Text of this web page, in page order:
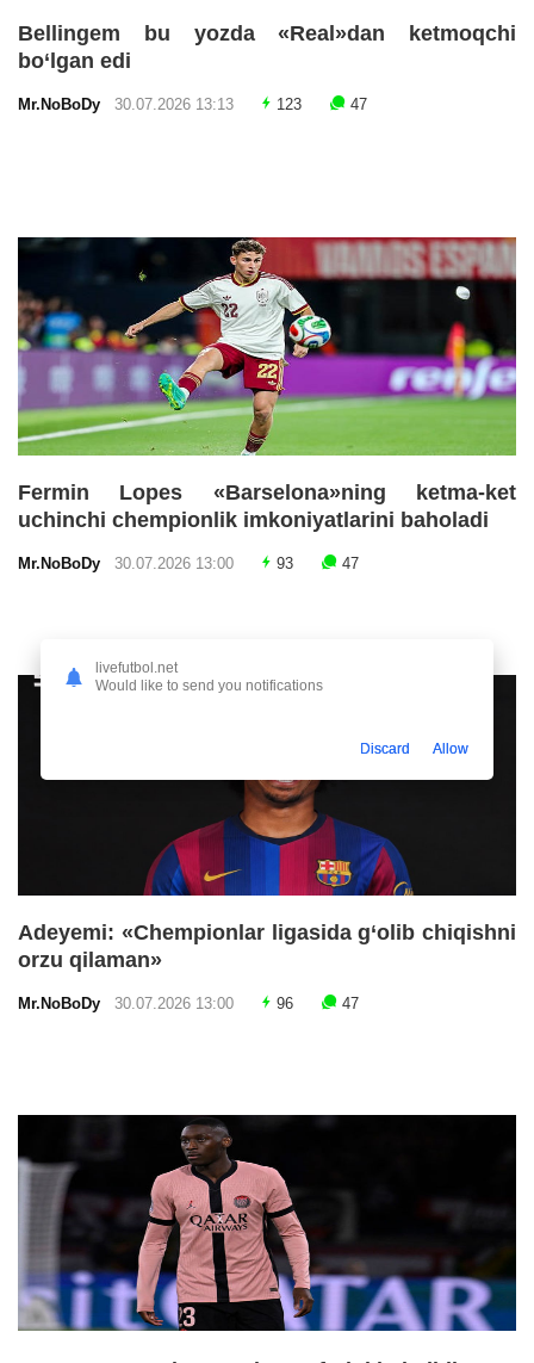
Bellingem bu yozda «Real»dan ketmoqchi
bo‘lgan edi
Mr.NoBoDy 30.07.2026 13:13 123 47
Fermin Lopes «Barselona»ning ketma-ket
uchinchi chempionlik imkoniyatlarini baholadi
Mr.NoBoDy 30.07.2026 13:00 93 47
Adeyemi: «Chempionlar ligasida g‘olib chiqishni
orzu qilaman»
Mr.NoBoDy 30.07.2026 13:00 96 47
livefutbol.net
Would like to send you notifications
Discard Allow